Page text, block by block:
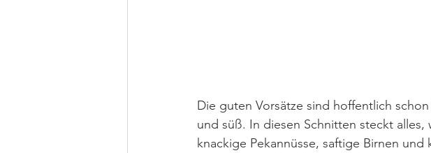
Die guten Vorsätze sind hoffentlich
und süß. In diesen Schnitten steckt alles,
knackige Pekannüsse, saftige Birnen